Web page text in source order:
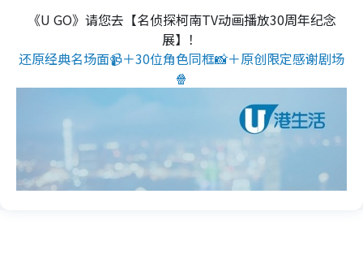
《U GO》请您去【名侦探柯南TV动画播放30周年纪念
展】！
还原经典名场面📹＋30位角色同框📸＋原创限定感谢剧场
🍿